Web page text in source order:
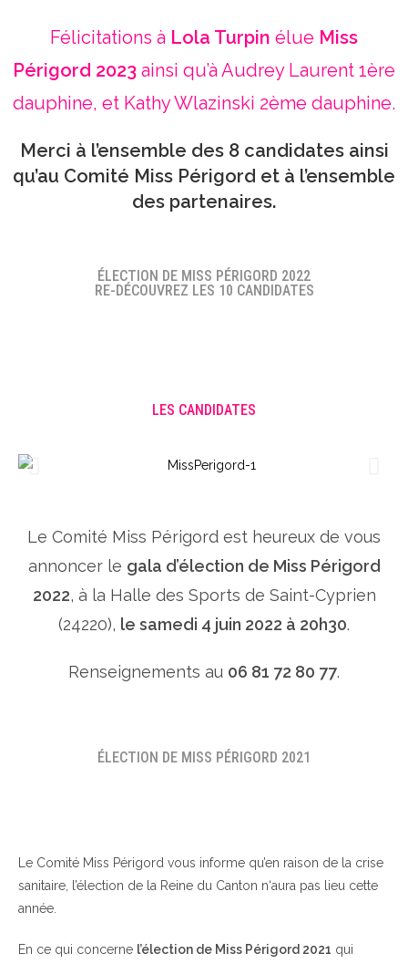
Félicitations à Lola Turpin élue Miss
Périgord 2023 ainsi qu’à Audrey Laurent 1ère
dauphine, et Kathy Wlazinski 2ème dauphine.
Merci à l’ensemble des 8 candidates ainsi
qu’au Comité Miss Périgord et à l’ensemble
des partenaires.
ÉLECTION DE MISS PÉRIGORD 2022
RE-DÉCOUVREZ LES 10 CANDIDATES
LES CANDIDATES
Le Comité Miss Périgord est heureux de vous
annoncer le gala d’élection de Miss Périgord
2022, à la Halle des Sports de Saint-Cyprien
(24220), le samedi 4 juin 2022 à 20h30.
Renseignements au 06 81 72 80 77.
ÉLECTION DE MISS PÉRIGORD 2021
Le Comité Miss Périgord vous informe qu’en raison de la crise
sanitaire, l’élection de la Reine du Canton n‘aura pas lieu cette
année.
En ce qui concerne l’élection de Miss Périgord 2021 qui